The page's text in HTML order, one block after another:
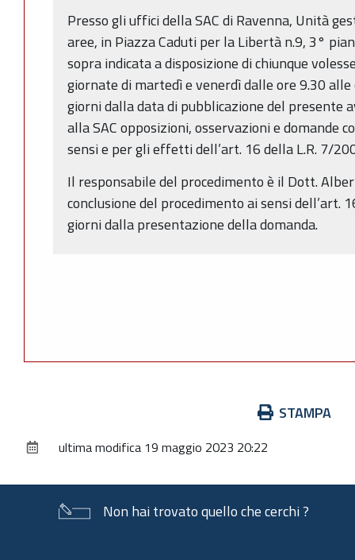
Presso gli uffici della SAC di Ravenna, Unità
aree, in Piazza Caduti per la Libertà n.9, 3°
sopra indicata a disposizione di chiunque
giornate di martedì e venerdì dalle ore 9.30
giorni dalla data di pubblicazione del presente
alla SAC opposizioni, osservazioni e domande
sensi e per gli effetti dell’art. 16 della L.R. 7/
Il responsabile del procedimento è il Dott.
conclusione del procedimento ai sensi dell’art.
giorni dalla presentazione della domanda.
documento
STAMPA
ultima modifica 19 maggio 2023 20:22
Non hai trovato quello che cerchi ?